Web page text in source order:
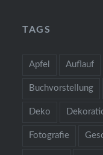
TAGS
Apfel Auflauf
Buchvorstellung
Deko
Fotografie